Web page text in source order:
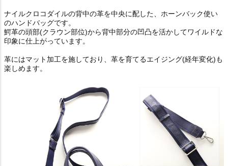
ナイルクロコダイルの背中の革を中央に配した、ホーンバック使い
のハンドバッグです。
鰐革の頭部(クラウン部位)から背中部分の凹凸を活かしてワイルドな
印象に仕上がっています。
革にはマット加工を施しており、革を育てるエイジング(経年変化)も
楽しめます。